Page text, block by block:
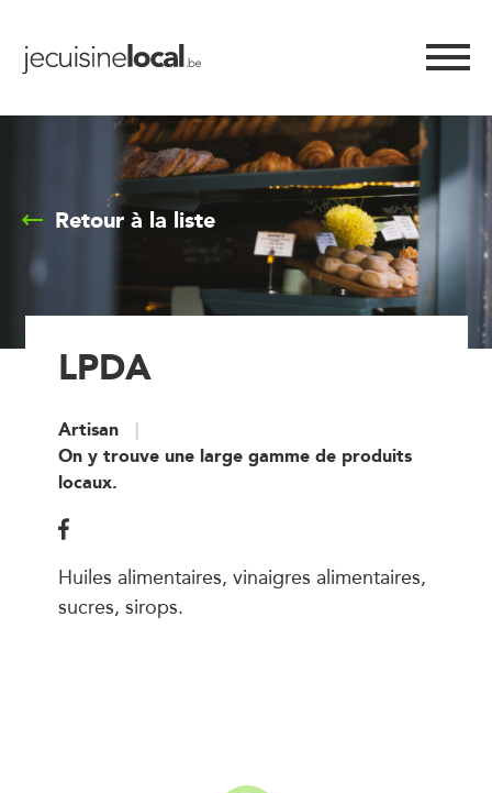
Retour à la liste
LPDA
Artisan
On y trouve une large gamme de produits
locaux.
Huiles alimentaires, vinaigres alimentaires,
sucres, sirops.